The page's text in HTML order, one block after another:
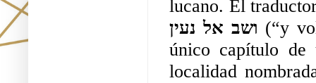
ושב אל נעין (“y
único capítulo
localidad